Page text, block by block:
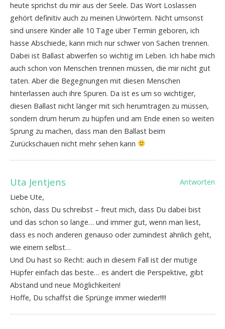
heute sprichst du mir aus der Seele. Das Wort Loslassen
gehört definitiv auch zu meinen Unwörtern. Nicht umsonst
sind unsere Kinder alle 10 Tage über Termin geboren, ich
hasse Abschiede, kann mich nur schwer von Sachen trennen.
Dabei ist Ballast abwerfen so wichtig im Leben. Ich habe mich
auch schon von Menschen trennen müssen, die mir nicht gut
taten. Aber die Begegnungen mit diesen Menschen
hinterlassen auch ihre Spuren. Da ist es um so wichtiger,
diesen Ballast nicht länger mit sich herumtragen zu müssen,
sondern drum herum zu hüpfen und am Ende einen so weiten
Sprung zu machen, dass man den Ballast beim
Zurückschauen nicht mehr sehen kann
Uta Jentjens
Antworten
Liebe Ute,
schön, dass Du schreibst – freut mich, dass Du dabei bist
und das schon so lange… und immer gut, wenn man liest,
dass es noch anderen genauso oder zumindest ähnlich geht,
wie einem selbst…
Und Du hast so Recht: auch in diesem Fall ist der mutige
Hüpfer einfach das beste… es ändert die Perspektive, gibt
Abstand und neue Möglichkeiten!
Hoffe, Du schaffst die Sprünge immer wieder!!!!